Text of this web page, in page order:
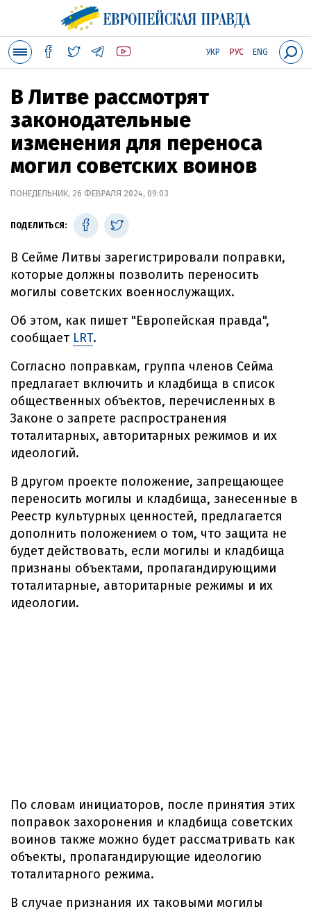
УКР РУС ENG
В Литве рассмотрят
законодательные
изменения для переноса
могил советских воинов
ПОНЕДЕЛЬНИК, 26 ФЕВРАЛЯ 2024, 09:03
ПОДЕЛИТЬСЯ:
В Сейме Литвы зарегистрировали поправки,
которые должны позволить переносить
могилы советских военнослужащих.
Об этом, как пишет "Европейская правда",
сообщает LRT.
Согласно поправкам, группа членов Сейма
предлагает включить и кладбища в список
общественных объектов, перечисленных в
Законе о запрете распространения
тоталитарных, авторитарных режимов и их
идеологий.
В другом проекте положение, запрещающее
переносить могилы и кладбища, занесенные в
Реестр культурных ценностей, предлагается
дополнить положением о том, что защита не
будет действовать, если могилы и кладбища
признаны объектами, пропагандирующими
тоталитарные, авторитарные режимы и их
идеологии.
По словам инициаторов, после принятия этих
поправок захоронения и кладбища советских
воинов также можно будет рассматривать как
объекты, пропагандирующие идеологию
тоталитарного режима.
В случае признания их таковыми могилы